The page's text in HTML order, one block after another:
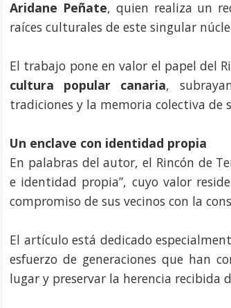
Aridane Peñate, quien realiza un
raíces culturales de este singular
El trabajo pone en valor el papel del
cultura popular canaria,
tradiciones y la memoria colectiva de
Un enclave con identidad propia
En palabras del autor, el Rincón de
e identidad propia”, cuyo valor
compromiso de sus vecinos con la
El artículo está dedicado
esfuerzo de generaciones que han
lugar y preservar la herencia recibida